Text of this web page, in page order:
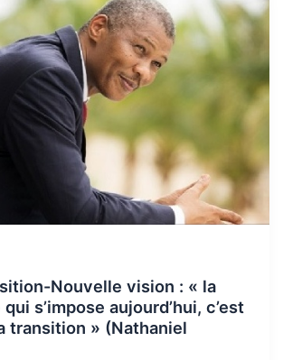
Nouvelle vision : « la
s’impose aujourd’hui, c’est
transition » (Nathaniel